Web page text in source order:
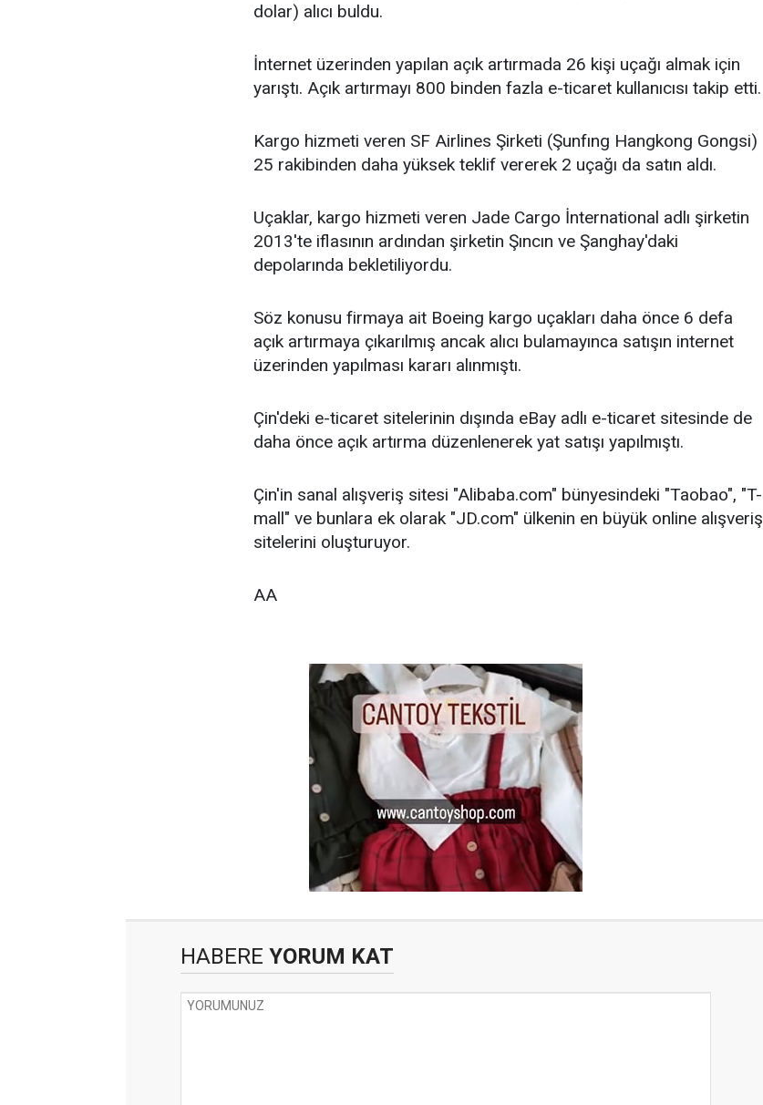
dolar) alıcı buldu.
İnternet üzerinden yapılan açık artırmada 26 kişi uçağı almak için
yarıştı. Açık artırmayı 800 binden fazla e-ticaret kullanıcısı takip etti.
Kargo hizmeti veren SF Airlines Şirketi (Şunfıng Hangkong Gongsi)
25 rakibinden daha yüksek teklif vererek 2 uçağı da satın aldı.
Uçaklar, kargo hizmeti veren Jade Cargo İnternational adlı şirketin
2013'te iflasının ardından şirketin Şıncın ve Şanghay'daki
depolarında bekletiliyordu.
Söz konusu firmaya ait Boeing kargo uçakları daha önce 6 defa
açık artırmaya çıkarılmış ancak alıcı bulamayınca satışın internet
üzerinden yapılması kararı alınmıştı.
Çin'deki e-ticaret sitelerinin dışında eBay adlı e-ticaret sitesinde de
daha önce açık artırma düzenlenerek yat satışı yapılmıştı.
Çin'in sanal alışveriş sitesi "Alibaba.com" bünyesindeki "Taobao", "T-
mall" ve bunlara ek olarak "JD.com" ülkenin en büyük online alışveriş
sitelerini oluşturuyor.
AA
HABERE YORUM KAT